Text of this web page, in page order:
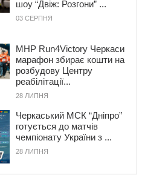
шоу “Двіж: Розгони” ...
03 СЕРПНЯ
MHP Run4Victory Черкаси
марафон збирає кошти на
розбудову Центру
реабілітації...
28 ЛИПНЯ
Черкаський МСК “Дніпро”
готується до матчів
чемпіонату України з ...
28 ЛИПНЯ